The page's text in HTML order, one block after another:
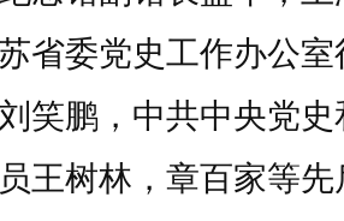
省委党史工作办公
笑鹏，中共中央党
王树林，章百家等